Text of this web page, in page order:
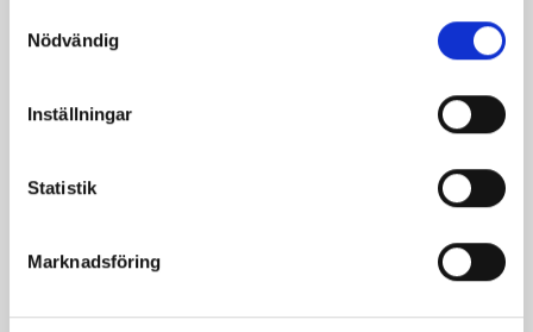
Nödvändig
Inställningar
Statistik
Marknadsföring